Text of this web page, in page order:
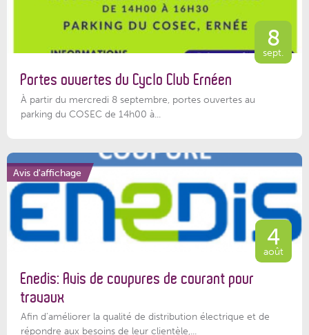
8
sept.
Portes ouvertes du Cyclo Club Ernéen
À partir du mercredi 8 septembre, portes ouvertes au
parking du COSEC de 14h00 à...
Avis d'affichage
4
août
Enedis: Avis de coupures de courant pour
travaux
Afin d’améliorer la qualité de distribution électrique et de
répondre aux besoins de leur clientèle,...